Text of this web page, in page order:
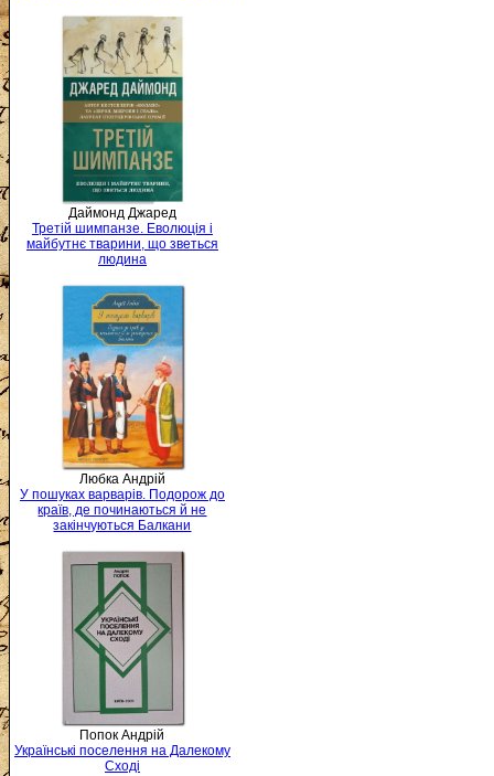
Даймонд Джаред
Третій шимпанзе. Еволюція і
майбутнє тварини, що зветься
людина
Любка Андрій
У пошуках варварів. Подорож до
країв, де починаються й не
закінчуються Балкани
Попок Андрій
Українські поселення на Далекому
Сході